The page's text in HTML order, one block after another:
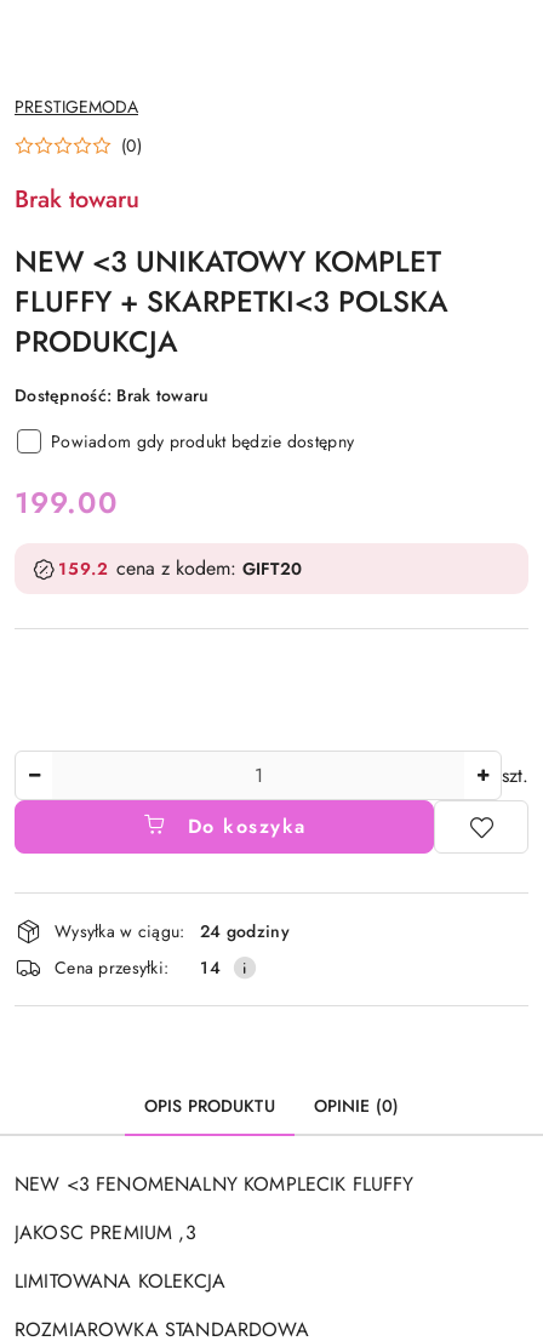
NAZWA
PRODUCENTA:
PRESTIGEMODA
(0)
Brak towaru
NEW <3 UNIKATOWY KOMPLET
FLUFFY + SKARPETKI<3 POLSKA
PRODUKCJA
Dostępność: Brak towaru
Powiadom gdy produkt będzie dostępny
cena:
199.00
159.2 cena z kodem: GIFT20
szt.
Do koszyka
Dostępność
i
dostawa
Wysyłka w ciągu:
24 godziny
Cena przesyłki:
14
OPIS PRODUKTU OPINIE (0)
NEW <3 FENOMENALNY KOMPLECIK FLUFFY
JAKOSC PREMIUM ,3
LIMITOWANA KOLEKCJA
ROZMIAROWKA STANDARDOWA